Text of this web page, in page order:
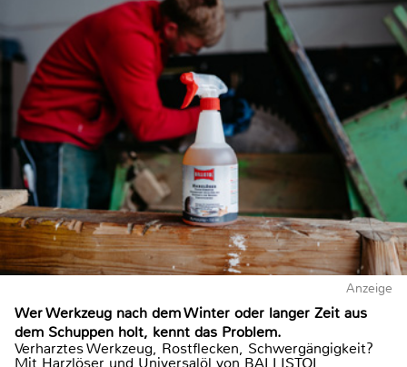
Anzeige
Wer Werkzeug nach dem Winter oder langer Zeit aus
dem Schuppen holt, kennt das Problem.
Verharztes Werkzeug, Rostflecken, Schwergängigkeit?
Mit Harzlöser und Universalöl von BALLISTOL